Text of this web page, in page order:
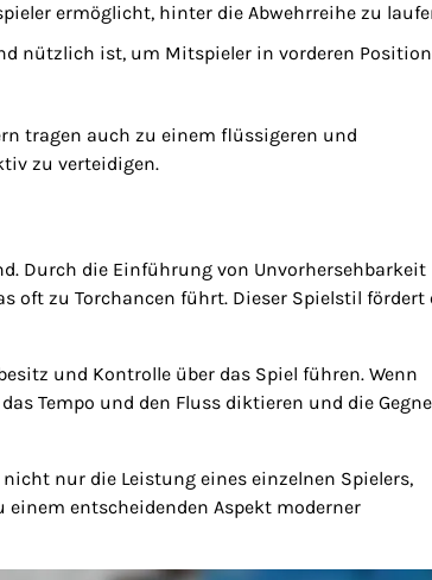
ermöglicht, hinter die Abwehrreihe zu
nützlich ist, um Mitspieler in vorderen
tragen auch zu einem flüssigeren und
zu verteidigen.
Durch die Einführung von Unvorhersehbarkeit
oft zu Torchancen führt. Dieser Spielstil fördert
und Kontrolle über das Spiel führen. Wenn
Tempo und den Fluss diktieren und die
nur die Leistung eines einzelnen Spielers,
einem entscheidenden Aspekt moderner